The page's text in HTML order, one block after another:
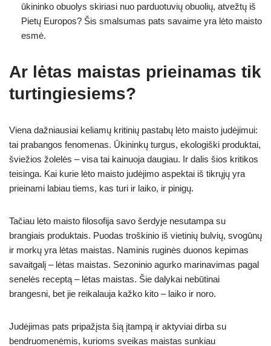
ūkininko obuolys skiriasi nuo parduotuvių obuolių, atvežtų iš
Pietų Europos? Šis smalsumas pats savaime yra lėto maisto
esmė.
Ar lėtas maistas prieinamas tik
turtingiesiems?
Viena dažniausiai keliamų kritinių pastabų lėto maisto judėjimui:
tai prabangos fenomenas. Ūkininkų turgus, ekologiški produktai,
šviežios žolelės – visa tai kainuoja daugiau. Ir dalis šios kritikos
teisinga. Kai kurie lėto maisto judėjimo aspektai iš tikrųjų yra
prieinami labiau tiems, kas turi ir laiko, ir pinigų.
Tačiau lėto maisto filosofija savo šerdyje nesutampa su
brangiais produktais. Puodas troškinio iš vietinių bulvių, svogūnų
ir morkų yra lėtas maistas. Naminis ruginės duonos kepimas
savaitgalį – lėtas maistas. Sezoninio agurko marinavimas pagal
senelės receptą – lėtas maistas. Šie dalykai nebūtinai
brangesni, bet jie reikalauja kažko kito – laiko ir noro.
Judėjimas pats pripažįsta šią įtampą ir aktyviai dirba su
bendruomenėmis, kurioms sveikas maistas sunkiau